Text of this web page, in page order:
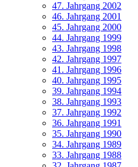
47. Jahrgang 2002
46. Jahrgang 2001
45. Jahrgang 2000
44. Jahrgang 1999
43. Jahrgang 1998
42. Jahrgang 1997
41. Jahrgang 1996
40. Jahrgang 1995
39. Jahrgang 1994
38. Jahrgang 1993
37. Jahrgang 1992
36. Jahrgang 1991
35. Jahrgang 1990
34. Jahrgang 1989
33. Jahrgang 1988